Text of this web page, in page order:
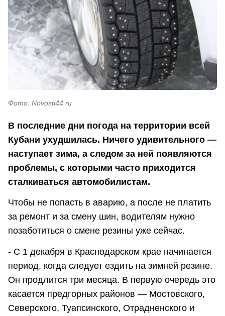
Фото: Novosti44.ru
В последние дни погода на территории всей
Кубани ухудшилась. Ничего удивительного —
наступает зима, а следом за ней появляются
проблемы, с которыми часто приходится
сталкиваться автомобилистам.
Чтобы не попасть в аварию, а после не платить
за ремонт и за смену шин, водителям нужно
позаботиться о смене резины уже сейчас.
- С 1 декабря в Краснодарском крае начинается
период, когда следует ездить на зимней резине.
Он продлится три месяца. В первую очередь это
касается предгорных районов — Мостовского,
Северского, Туапсинского, Отрадненского и